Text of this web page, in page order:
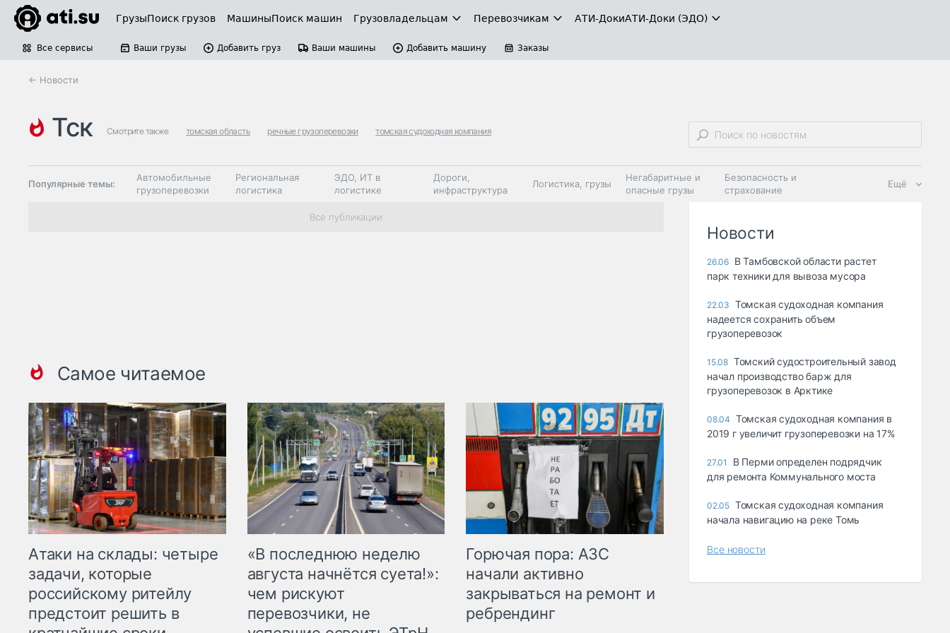
ГрузыПоиск грузов МашиныПоиск машин Грузовладельцам Перевозчикам АТИ-ДокиАТИ-Доки (ЭДО)
Все сервисы Ваши грузы Добавить груз Ваши машины Добавить машину Заказы
← Новости
тск Смотрите также томская область речные грузоперевозки томская судоходная компания
Популярные темы:
Автомобильные
грузоперевозки
Региональная
логистика
ЭДО, ИТ в
логистике
Дороги,
инфраструктура
Логистика, грузы
Негабаритные и
опасные грузы
Безопасность и
страхование
Коммерческий
транспорт
Ещё
Все публикации
Самое читаемое
Атаки на склады: четыре
задачи, которые
российскому ритейлу
предстоит решить в
«В последнюю неделю
августа начнётся суета!»:
чем рискуют
перевозчики, не
Горючая пора: АЗС
начали активно
закрываться на ремонт и
ребрендинг
Новости
26.06 В Тамбовской области растет
парк техники для вывоза мусора
22.03 Томская судоходная компания
надеется сохранить объем
грузоперевозок
15.08 Томский судостроительный завод
начал производство барж для
грузоперевозок в Арктике
08.04 Томская судоходная компания в
2019 г увеличит грузоперевозки на 17%
27.01
В Перми определен подрядчик
для ремонта Коммунального моста
02.05 Томская судоходная компания
начала навигацию на реке Томь
Все новости